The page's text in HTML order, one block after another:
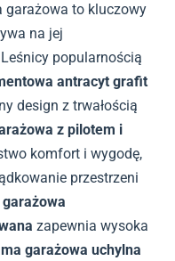
garażowa to kluczowy
na jej
popularnością
antracyt grafit
design z trwałością
z pilotem i
komfort i wygodę,
przestrzeni
zapewnia wysoka
garażowa uchylna